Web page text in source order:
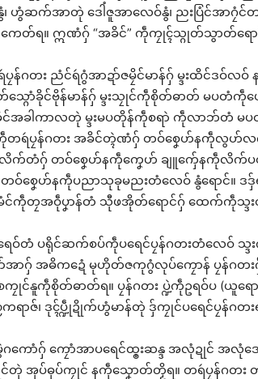
ညးဒါန်လိ
ကေတ်အဆ
© ဌာန်ပရိုၚ်ဗၠးၜးမ
Related
ဝန်ဇၞော်ပရေၚ်ဍုၚ်သ္အာၚ်
ဗၟာဂှ် မူအကာဲအရာတၟေၚ်
ရော (၁)
April 27, 2026
In "လိက်ပရေၚ်"
ညံင်သ္ဂောံဒှ်ညးစၞးမၞုံ
သွက်ညးဍုင်ကွာန်
March 25, 2026
In "လိက်ပရေၚ်"
ဟွံဆက်အာတုဲ ဒေါံဇူအာလေဝ်နွံ၊ ညးပြံင်အာဂၠံ
ေတ်ရ။ ဣဏံဂှ် “အခိင်” ကဵုကၠုၚ်သ္ဂုတ်သွာတ်ရော
န်ဂတး ညံင်ရဴဂွံအာဍာ်ဇမၠိင်မာန်ဂှ် မ္ဒးထိင်ဒဝ်လ
ဂောံခိုင်ဗိုန်မာန်ဂှ် မ္ဒးသၠုင်ကဵုစိုတ်ဓာတ် မပတံကဵု
အခါကာလတုဲ မ္ဒးမပတိုန်ကဵုစရာဲ ကဵုလာဘ်တံ မပ
ကဵုတရဴပၠန်ဂတး အခိင်တ္ၚဲဏံဂှ် တဝ်စၞေဟ်နကဵုလွဟ်
လိက်တံဂှ် တဝ်စၞေဟ်နကဵုကၞေဟ် ချူကှ်ေနကဵုလိက်ပ
ဝ်စၞေဟ်နကဵုပညာသုခုမညးတံလေဝ် နွံရောင်။ ဒ
င်ကဵုတၠအဝဵုပၞာန်တံ သီုဖအိုတ်ရောင်ဂှ် ထေက်ကဵုသ္ဒး
တံ ပရိုင်ဆက်စပ်ကဵုပရေင်ပၠန်ဂတးတံလေဝ် သ္ဒး
ာဂှ် အဓိကဍေံ မုဟိုတ်ဇကုဂွံလုပ်ကၠောန် ပၠန်ဂတ
စကၠုင်နူကဵုစိုတ်ဓာတ်ရ။ ပၠန်ဂတး ပ္ဍဲကဵုဥရဝ်ပ (ယူရေ
ဇ်၊ ဒုၚ်ပ္ဍဵုဍိုက်ဟွံမာန်တုဲ ဒှ်ကၠုင်ပရေင်ပၠန်ဂတး
ဂကောံဂှ် ကၠောံအာပရေင်ထ္ၜးဆန္ဒ အလုံဍုင် အလုံ
တုဲ အုပ်ဓုပ်ကၠုင် နကဵုသၞောတ်တၟိရ။ တရဴပၠန်ဂတး